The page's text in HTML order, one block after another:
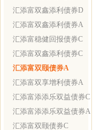
汇添富双鑫添利债券D
汇添富双鑫添利债券A
汇添富稳健回报债券C
汇添富双鑫添利债券C
汇添富双颐债券A
汇添富双享增利债券A
汇添富添添乐双益债券C
汇添富添添乐双益债券A
汇添富双颐债券C